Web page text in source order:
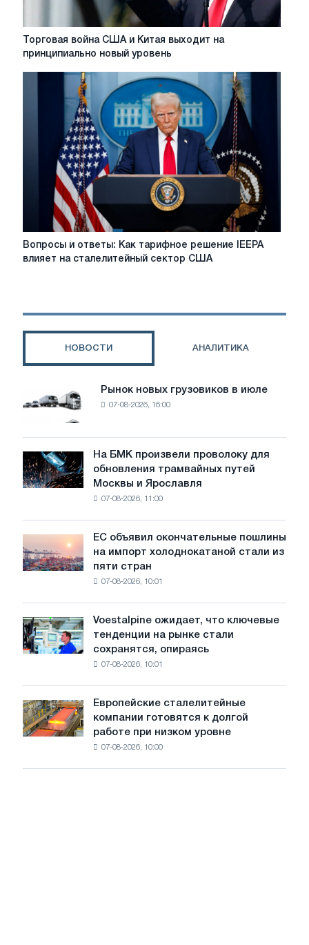
Торговая
принципиально
уровень
Торговая война США и Китая выходит на
принципиально новый уровень
Вопросы
решение
США
Вопросы и ответы: Как тарифное решение IEEPA
влияет на сталелитейный сектор США
НОВОСТИ АНАЛИТИКА
Рынок
новых
грузовиков
в
июле
Рынок новых грузовиков в июле
07-08-2026, 16:00
На
БМК
произвели
трамвайных
путей
Ярославля
На БМК произвели проволоку для
обновления трамвайных путей
Москвы и Ярославля
07-08-2026, 11:00
объявил
окончательные
холоднокатаной
стали
стран
ЕС объявил окончательные пошлины
на импорт холоднокатаной стали из
пяти стран
07-08-2026, 10:01
Voestalpine
ожидает,
что
рынке
стали
на
Voestalpine ожидает, что ключевые
тенденции на рынке стали
сохранятся, опираясь
07-08-2026, 10:01
Европейские
сталелитейные
компании
Европейские сталелитейные
компании готовятся к долгой
работе при низком уровне
07-08-2026, 10:00